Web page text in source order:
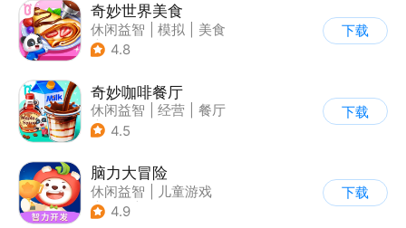
奇妙世界美食
休闲益智 模拟
美食
| 宝宝巴士
4.8
下载
奇妙咖啡餐厅
休闲益智 经营
餐厅
| 宝宝巴士
4.5
下载
脑力大冒险
休闲益智
儿童游戏
| 卡通
4.9
下载